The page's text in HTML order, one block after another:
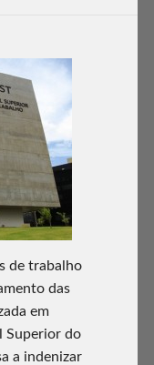
de trabalho
das
em
Superior do
a indenizar